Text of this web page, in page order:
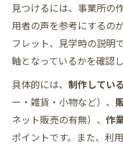
見つけるには、事業所の
用者の声を参考にするの
フレット、見学時の説明
軸となっているかを確認
具体的には、 制作してい
ー・雑貨・小物など）、
ネット販売の有無）、 作
ポイントです。また、利